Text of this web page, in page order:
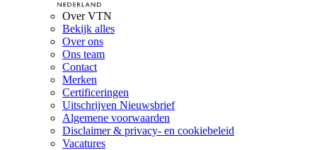
Over VTN
Bekijk alles
Over ons
Ons team
Contact
Merken
Certificeringen
Uitschrijven Nieuwsbrief
Algemene voorwaarden
Disclaimer & privacy- en cookiebeleid
Vacatures